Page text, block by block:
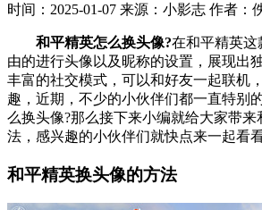
时间：2025-01-07 来源：小影志 作者：
和平精英怎么换头像?在和平精英这
由的进行头像以及昵称的设置，展现出
丰富的社交模式，可以和好友一起联机
趣，近期，不少的小伙伴们都一直特别
么换头像?那么接下来小编就给大家带
法，感兴趣的小伙伴们就快点来一起看看
和平精英换头像的方法